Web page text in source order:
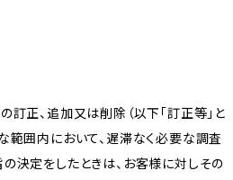
正、追加又は削除（以下「訂正等」と
範囲内において、遅滞なく必要な調査
決定をしたときは、お客様に対しその